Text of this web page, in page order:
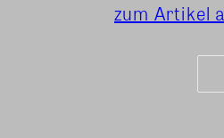
zum Artikel